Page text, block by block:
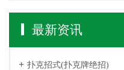
最新资讯
扑克招式(扑克牌绝招)